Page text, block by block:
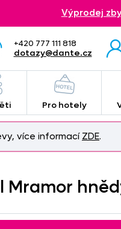
+420 777 111 818
dotazy@dante.cz
Výprodej
Pro hotely
více informací ZDE.
Mramor